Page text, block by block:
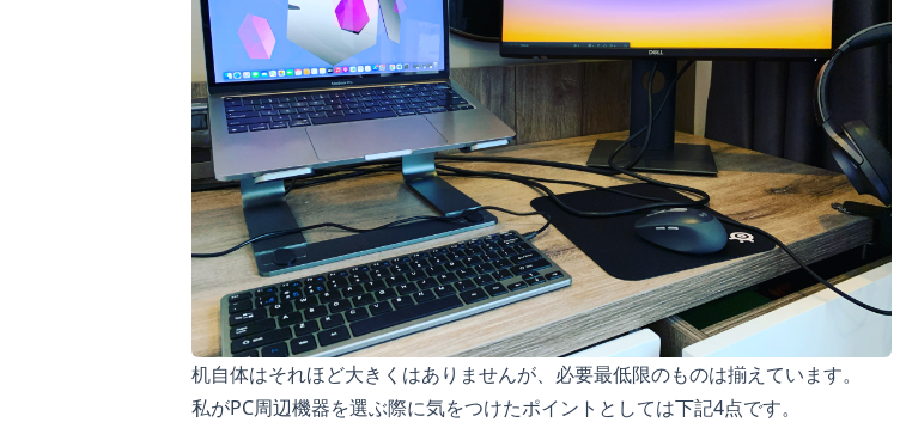
机自体はそれほど大きくはありませんが、必要最低限のものは揃えています。
私がPC周辺機器を選ぶ際に気をつけたポイントとしては下記4点です。